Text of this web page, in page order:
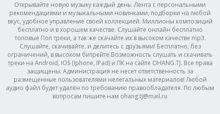
Открывайте новую музыку каждый день. Лента с персональными
рекомендациями и музыкальными новинками, подборки на любой
вкус, удобное управление своей коллекцией. Миллионы композиций
бесплатно и в хорошем качестве. Слушайте онлайн бесплатно
топовые Поп треки, а так же скачайте их в высоком качестве mp3.
Слушайте, скачивайте, и делитесь с друзьями! Бесплатно, без
ограничений, в высоком битрейте.Возможность слушать и скачивать
треки на Android, IOS (Iphone, IPad) и ПК на сайте OHANG.TJ. Все права
защищены. Администрация не несет ответственность за
размещенные пользователями нелегальных материалов! Любой
аудио файл будет удалён по требованию правообладателя. По любым
вопросам пишите нам ohang.tj@mail.ru